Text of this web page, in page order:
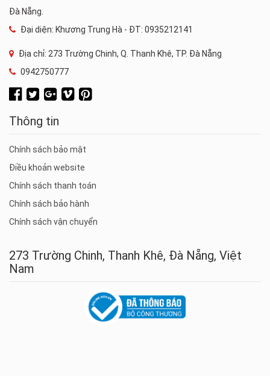
Đà Nẵng.
Đại diện: Khương Trung Hà - ĐT: 0935212141
Địa chỉ: 273 Trường Chinh, Q. Thanh Khê, TP. Đà Nẵng
0942750777
Thông tin
Chính sách bảo mật
Điều khoản website
Chính sách thanh toán
Chính sách bảo hành
Chính sách vận chuyển
273 Trường Chinh, Thanh Khê, Đà Nẵng, Việt
Nam